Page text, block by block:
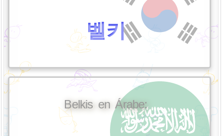
벨키
Belkis en Árabe: